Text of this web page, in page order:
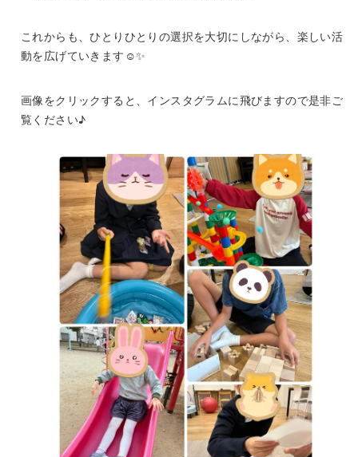
これからも、ひとりひとりの選択を大切にしながら、楽しい活
動を広げていきます☺️✨
画像をクリックすると、インスタグラムに飛びますので是非ご
覧ください♪